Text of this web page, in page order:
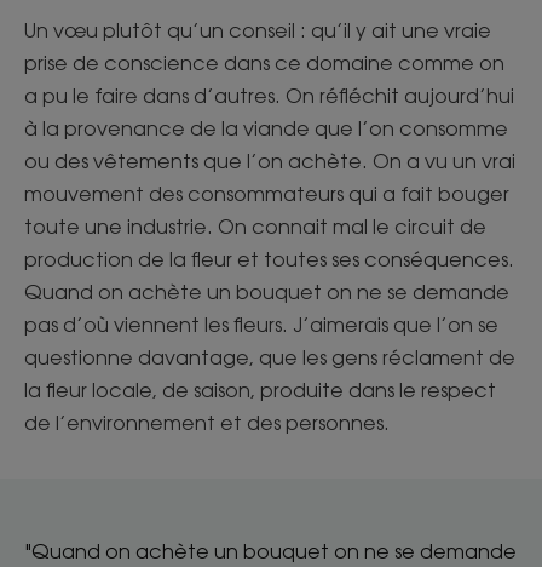
Un vœu plutôt qu’un conseil : qu’il y ait une vraie
prise de conscience dans ce domaine comme on
a pu le faire dans d’autres. On réfléchit aujourd’hui
à la provenance de la viande que l’on consomme
ou des vêtements que l’on achète. On a vu un vrai
mouvement des consommateurs qui a fait bouger
toute une industrie. On connait mal le circuit de
production de la fleur et toutes ses conséquences.
Quand on achète un bouquet on ne se demande
pas d’où viennent les fleurs. J’aimerais que l’on se
questionne davantage, que les gens réclament de
la fleur locale, de saison, produite dans le respect
de l’environnement et des personnes.
"Quand on achète un bouquet on ne se demande